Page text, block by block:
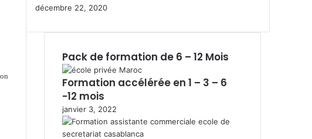
e
m
décembre 22, 2020
Pack de formation de 6 – 12 Mois
Formation accélérée en 1 – 3 – 6
-12 mois
janvier 3, 2022